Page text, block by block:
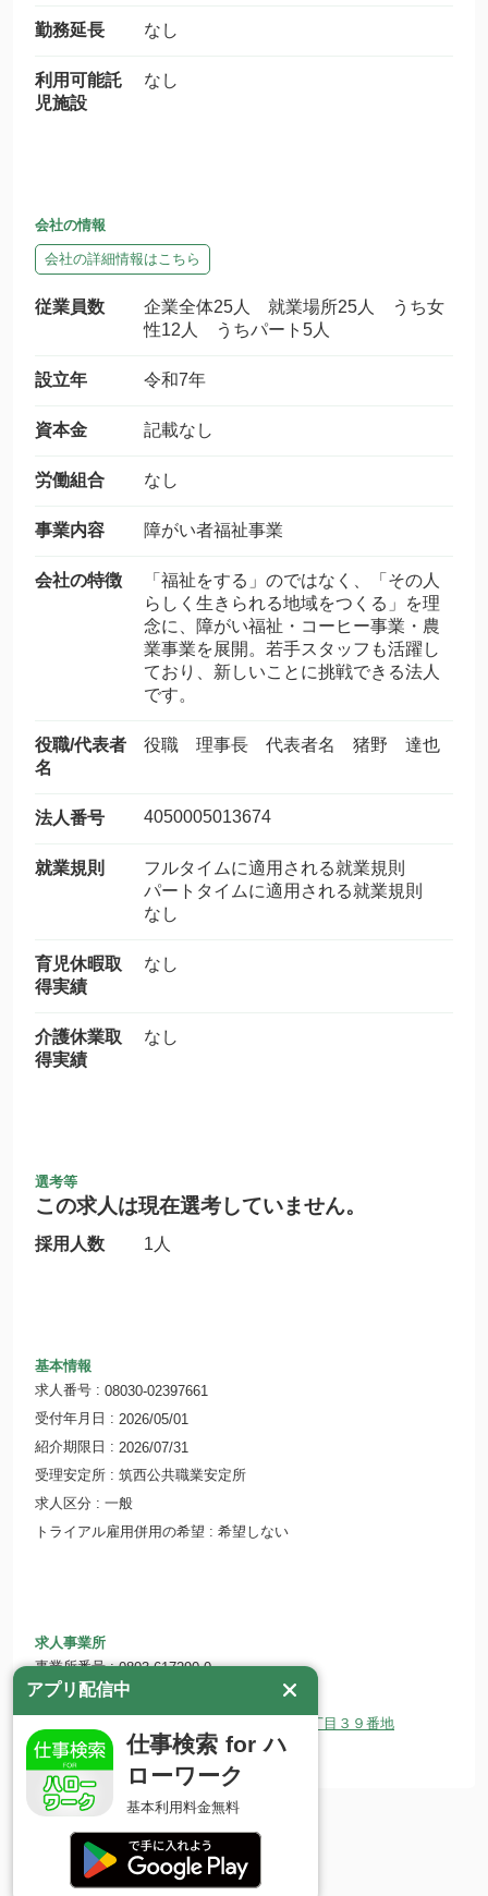
勤務延長 なし
利用可能託
児施設
なし
会社の情報
会社の詳細情報はこちら
従業員数
企業全体25人 就業場所25人 うち女
性12人 うちパート5人
設立年 令和7年
資本金 記載なし
労働組合 なし
事業内容 障がい者福祉事業
会社の特徴
「福祉をする」のではなく、「その人
らしく生きられる地域をつくる」を理
念に、障がい福祉・コーヒー事業・農
業事業を展開。若手スタッフも活躍し
ており、新しいことに挑戦できる法人
です。
役職/代表者
名
役職 理事長 代表者名 猪野 達也
法人番号 4050005013674
就業規則
フルタイムに適用される就業規則
パートタイムに適用される就業規則
なし
育児休暇取
得実績
なし
介護休業取
得実績
なし
選考等
この求人は現在選考していません。
採用人数 1人
基本情報
求人番号
08030-02397661
受付年月日
2026/05/01
紹介期限日
2026/07/31
受理安定所
筑西公共職業安定所
求人区分
一般
トライアル雇用併用の希望
希望しない
求人事業所
事業所番号
0803-617290-0
事業所名
社会福祉法人無双
〒309-1216 茨城県桜川市明日香４丁目３９番地
ホームページ
abilityism.company-guide.jp/
アプリ配信中
仕事検索 for ハ
ローワーク
基本利用料金無料